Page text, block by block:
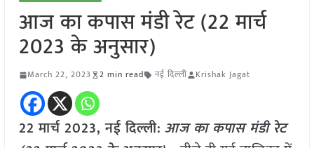
आज का कपास मंडी रेट (22 मार्च
2023 के अनुसार)
March 22, 2023 2 min read नई दिल्ली Krishak Jagat
22 मार्च 2023, नई दिल्ली: आज का कपास मंडी रेट